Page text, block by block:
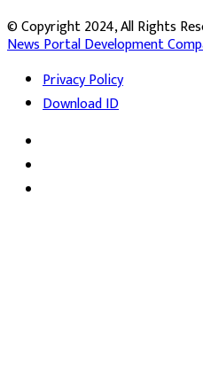
© Copyright 2024, All Rights
News Portal Development
Privacy Policy
Download ID